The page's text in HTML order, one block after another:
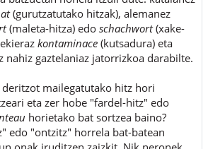
(gurutzatutako hitzak), alemanez
(maleta-hitza) edoschachwort(xake-
kontaminace(kutsadura) eta
nahiz gaztelaniaz jatorrizkoa darabilte.
mailegatutako hitz hori
eta zer hobe "fardel-hitz" edo
horietako bat sortzea baino?
edo "ontzitz" horrela bat-batean